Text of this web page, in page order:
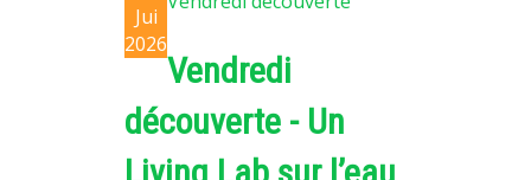
Jui
2026
Vendredi
découverte - Un